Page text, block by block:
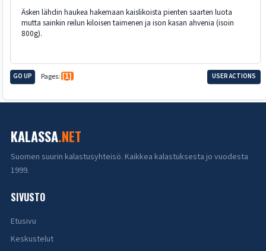
Äsken lähdin haukea hakemaan kaislikoista pienten saarten luota
mutta sainkin reilun kiloisen taimenen ja ison kasan ahvenia (isoin
800g).
GO UP Pages 1 USER ACTIONS
KALASSA.NET
Suomen suurin kalastusyhteisö. Kaikkea kalastuksesta jo vuodesta
1999.
SIVUSTO
Etusivu
Keskustelut